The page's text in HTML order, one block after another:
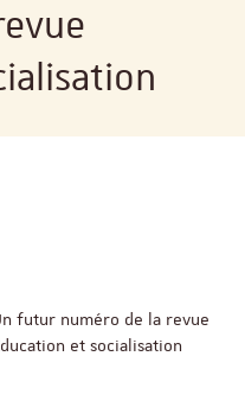
futur numéro de la revue
et socialisation